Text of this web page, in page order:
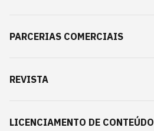
PARCERIAS COMERCIAIS
REVISTA
LICENCIAMENTO DE CONTEÚDO